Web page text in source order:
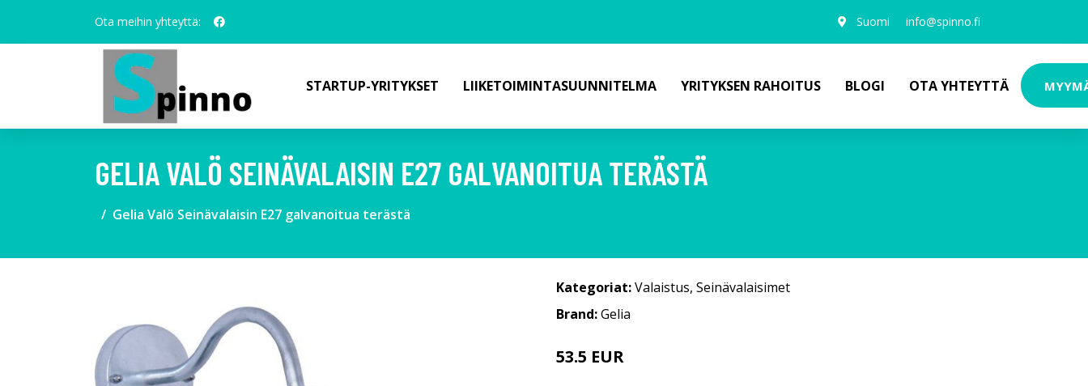
Ota meihin yhteyttä: Suomi info@spinno.fi
STARTUP-YRITYKSET LIIKETOIMINTASUUNNITELMA YRITYKSEN RAHOITUS BLOGI OTA YHTEYTTÄ
GELIA VALÖ SEINÄVALAISIN E27 GALVANOITUA TERÄSTÄ
Gelia Valö Seinävalaisin E27 galvanoitua terästä
Kategoriat:Valaistus, Seinävalaisimet
Brand:Gelia
53.5 EUR